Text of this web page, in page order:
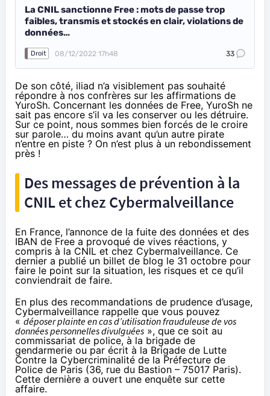
La CNIL sanctionne Free : mots de passe trop
faibles, transmis et stockés en clair, violations de
données…
Droit 08/12/2022 17h48 33
De son côté, iliad n’a visiblement pas souhaité
répondre à nos confrères sur les affirmations de
YuroSh. Concernant les données de Free, YuroSh ne
sait pas encore s’il va les conserver ou les détruire.
Sur ce point, nous sommes bien forcés de le croire
sur parole… du moins avant qu’un autre pirate
n’entre en piste ? On n’est plus à un rebondissement
près !
Des messages de prévention à la
CNIL et chez Cybermalveillance
En France, l’annonce de la fuite des données et des
IBAN de Free a provoqué de vives réactions, y
compris à la CNIL et chez Cybermalveillance. Ce
dernier a publié un billet de blog le 31 octobre pour
faire le point sur la situation, les risques et ce qu’il
conviendrait de faire.
En plus des recommandations de prudence d’usage,
Cybermalveillance rappelle que vous pouvez
«déposer plainte en cas d’utilisation frauduleuse de vos
données personnelles divulguées », que ce soit au
commissariat de police, à la brigade de
gendarmerie ou par écrit à la Brigade de Lutte
Contre la Cybercriminalité de la Préfecture de
Police de Paris (36, rue du Bastion – 75017 Paris).
Cette dernière a ouvert une enquête sur cette
affaire.